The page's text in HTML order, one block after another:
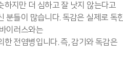
하지만 더 심하고 잘 낫지 않는다고
분들이 많습니다. 독감은 실제로 독
이러스와는
한 전염병입니다. 즉, 감기와 독감은